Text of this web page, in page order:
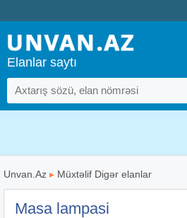
Elanlar saytı
Unvan.Az ▸ Müxtəlif Digər elanlar
Masa lampasi